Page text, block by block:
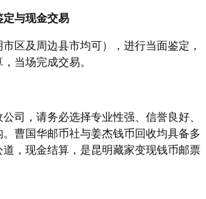
与现金交易
区及周边县市均可），进行当面鉴定，
当场完成交易。
司，请务必选择专业性强、信誉良好、
曹国华邮币社与姜杰钱币回收均具备多
，现金结算，是昆明藏家变现钱币邮票